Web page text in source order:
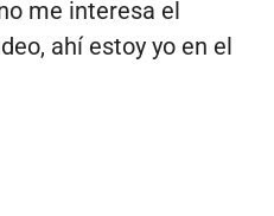
me interesa el
ahí estoy yo en el